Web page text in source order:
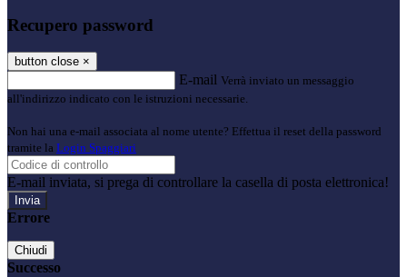
Recupero password
button close ×
E-mail Verrà inviato un messaggio
all'indirizzo indicato con le istruzioni necessarie.
Non hai una e-mail associata al nome utente? Effettua il reset della password
tramite la Login Spaggiari
E-mail inviata, si prega di controllare la casella di posta elettronica!
Errore
Chiudi
Successo